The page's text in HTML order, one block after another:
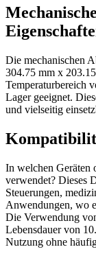
Die mechanischen
304.75 mm x
Temperaturbereich
Lager geeignet.
und vielseitig
In welchen Geräten
verwendet? Dieses
Steuerungen,
Anwendungen, wo
Die Verwendung
Lebensdauer von
Nutzung ohne